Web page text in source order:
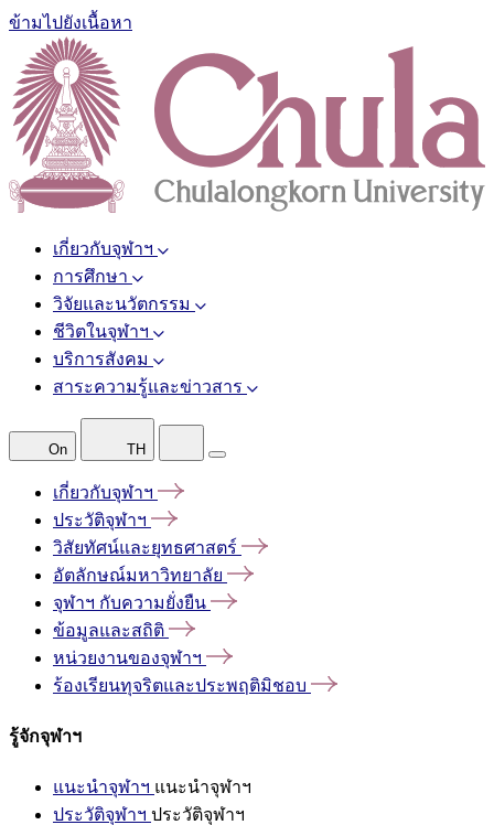
ข้ามไปยังเนื้อหา
เกี่ยวกับจุฬาฯ
การศึกษา
วิจัยและนวัตกรรม
ชีวิตในจุฬาฯ
บริการสังคม
สาระความรู้และข่าวสาร
On TH
เกี่ยวกับจุฬาฯ
ประวัติจุฬาฯ
วิสัยทัศน์และยุทธศาสตร์
อัตลักษณ์มหาวิทยาลัย
จุฬาฯ กับความยั่งยืน
ข้อมูลและสถิติ
หน่วยงานของจุฬาฯ
ร้องเรียนทุจริตและประพฤติมิชอบ
รู้จักจุฬาฯ
แนะนำจุฬาฯ แนะนำจุฬาฯ
ประวัติจุฬาฯ ประวัติจุฬาฯ